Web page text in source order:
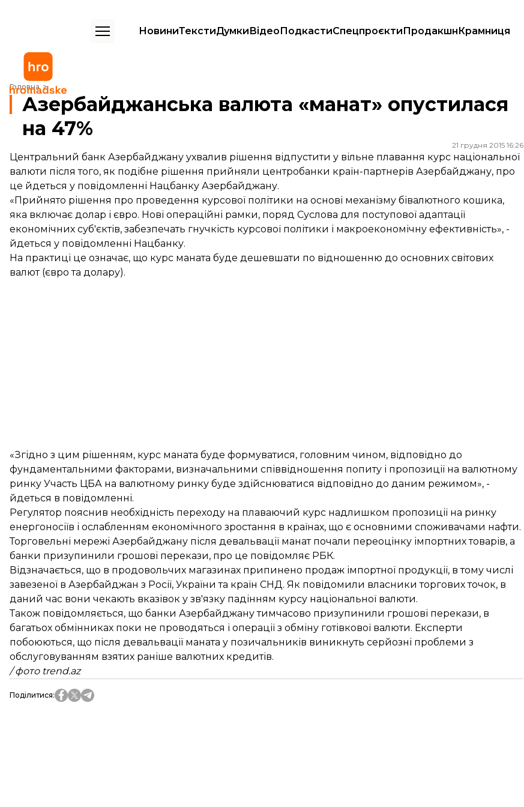
НовиниТекстиДумкиВідеоПодкастиСпецпроєктиПродакшнКрамниця
Головна
Азербайджанська валюта «манат» опустилася на 47%
Азербайджанська валюта «манат» опустилася
на 47%
21 грудня 2015 16:26
Центральний банк Азербайджану ухвалив рішення відпустити у вільне плавання курс національної
валюти після того, як подібне рішення прийняли центробанки країн-партнерів Азербайджану, про
це йдеться у повідомленні Нацбанку Азербайджану.
«Прийнято рішення про проведення курсової політики на основі механізму бівалютного кошика,
яка включає долар і євро. Нові операційні рамки, поряд Суслова для поступової адаптації
економічних суб'єктів, забезпечать гнучкість курсової політики і макроекономічну ефективність», -
йдеться у повідомленні Нацбанку.
На практиці це означає, що курс маната буде дешевшати по відношенню до основних світових
валют (євро та долару).
«Згідно з цим рішенням, курс маната буде формуватися, головним чином, відповідно до
фундаментальними факторами, визначальними співвідношення попиту і пропозиції на валютному
ринку Участь ЦБА на валютному ринку буде здійснюватися відповідно до даним режимом», -
йдеться в повідомленні.
Регулятор пояснив необхідність переходу на плаваючий курс надлишком пропозиції на ринку
енергоносіїв і ослабленням економічного зростання в країнах, що є основними споживачами нафти.
Торговельні мережі Азербайджану після девальвації манат почали переоцінку імпортних товарів, а
банки призупинили грошові перекази, про це повідомляє РБК.
Відзначається, що в продовольчих магазинах припинено продаж імпортної продукції, в тому числі
завезеної в Азербайджан з Росії, України та країн СНД. Як повідомили власники торгових точок, в
даний час вони чекають вказівок у зв'язку падінням курсу національної валюти.
Також повідомляється, що банки Азербайджану тимчасово призупинили грошові перекази, в
багатьох обмінниках поки не проводяться і операції з обміну готівкової валюти. Експерти
побоюються, що після девальвації маната у позичальників виникнуть серйозні проблеми з
обслуговуванням взятих раніше валютних кредитів.
/ фото trend.az
Поділитися: